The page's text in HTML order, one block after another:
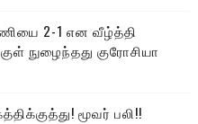
2-1 என வீழ்த்தி
நுழைந்தது குரோசியா
மூவர் பலி!!